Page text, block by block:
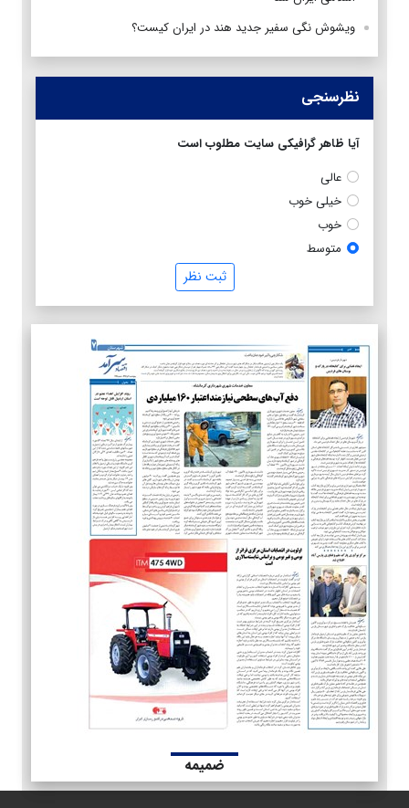
ویشوش نگی سفیر جدید هند در ایران کیست؟
نظرسنجی
آیا ظاهر گرافیکی سایت مطلوب است
عالی
خیلی خوب
خوب
متوسط
ثبت نظر
ضمیمه